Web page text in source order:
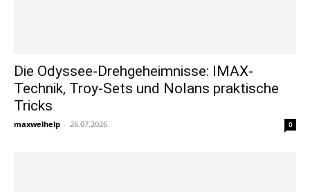
Die Odyssee-Drehgeheimnisse: IMAX-
Technik, Troy-Sets und Nolans praktische
Tricks
maxwelhelp - 26.07.2026 0